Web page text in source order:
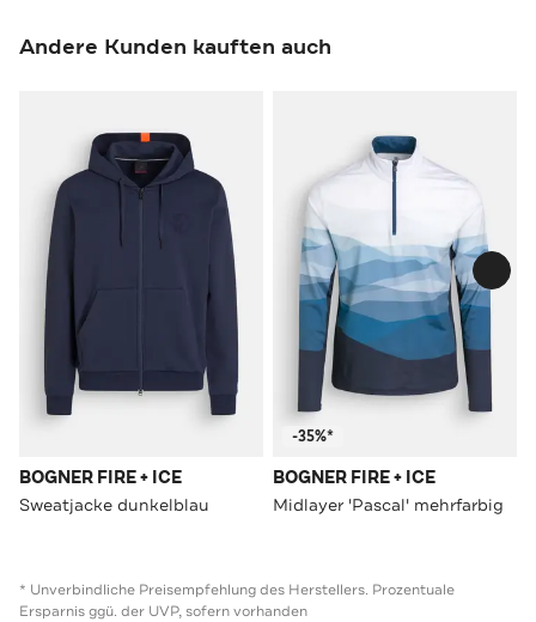
Andere Kunden kauften auch
BOGNER FIRE + ICE
Sweatjacke dunkelblau
-35%*
BOGNER FIRE + ICE
Midlayer 'Pascal' mehrfarbig
* Unverbindliche Preisempfehlung des Herstellers. Prozentuale
Ersparnis ggü. der UVP, sofern vorhanden